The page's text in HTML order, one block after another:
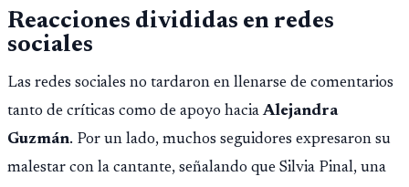
portero Luis Garcia.
Reacciones divididas en redes
sociales
Las redes sociales no tardaron en llenarse de comentarios
tanto de críticas como de apoyo haciaAlejandra
Guzmán. Por un lado, muchos seguidores expresaron su
malestar con la cantante, señalando que Silvia Pinal, una